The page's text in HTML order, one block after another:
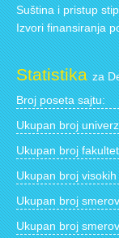
Suština i pristup
Izvori finansiranja
Statistikaza
Broj poseta sajtu:
Ukupan broj
Ukupan broj
Ukupan broj
Ukupan broj
Ukupan broj